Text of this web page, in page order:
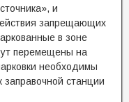
и
запрещающих
в зоне
перемещены на
необходимы
заправочной станции